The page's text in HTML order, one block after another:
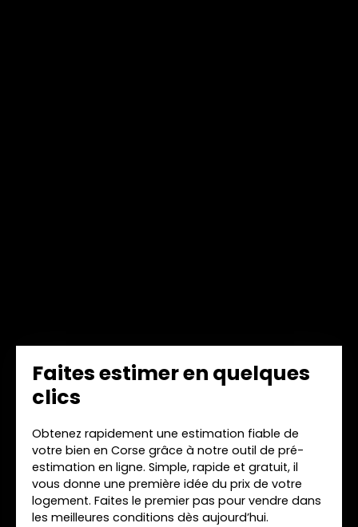
Faites estimer en quelques
clics
Obtenez rapidement une estimation fiable de
votre bien en Corse grâce à notre outil de pré-
estimation en ligne. Simple, rapide et gratuit, il
vous donne une première idée du prix de votre
logement. Faites le premier pas pour vendre dans
les meilleures conditions dès aujourd’hui.